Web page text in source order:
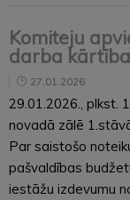
Komiteju
darba kārtība
27.01.2026
29.01.2026., plkst.
novadā zālē
Par saistošo
pašvaldības
iestāžu izdevumu